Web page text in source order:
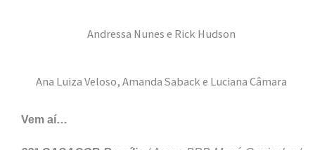
Andressa Nunes e Rick Hudson
Ana Luiza Veloso, Amanda Saback e Luciana Câmara
Vem aí…